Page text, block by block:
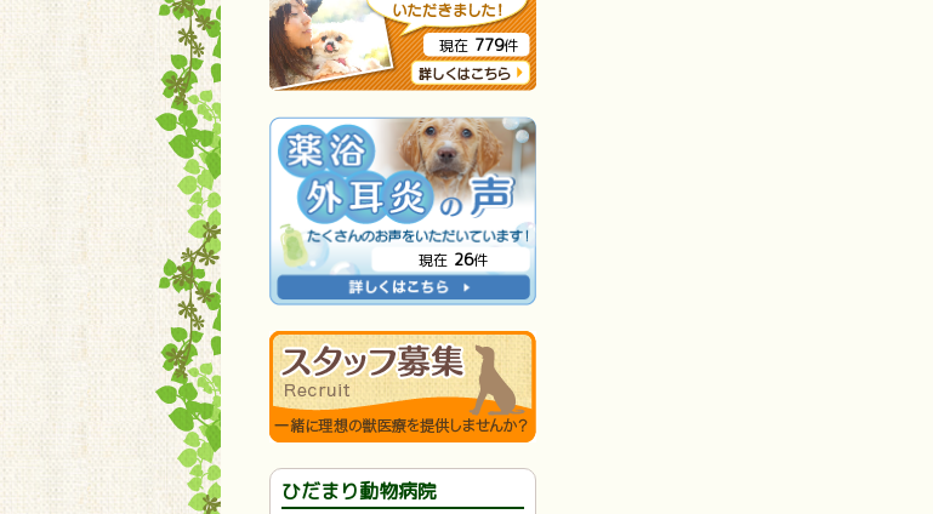
現在 779件
現在 26件
ひだまり動物病院